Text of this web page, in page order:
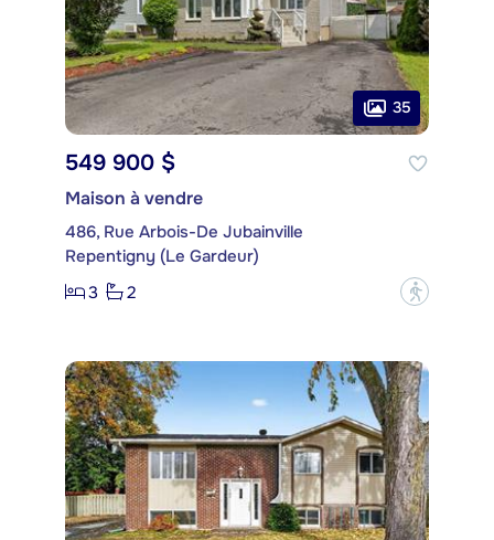
35
549 900 $
Maison à vendre
486, Rue Arbois-De Jubainville
Repentigny (Le Gardeur)
3
2 ?